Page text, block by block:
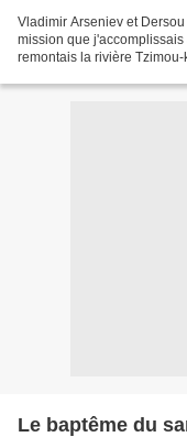
Vladimir Arseniev et
mission que
remontais la rivière Tzimou-
Le baptême du